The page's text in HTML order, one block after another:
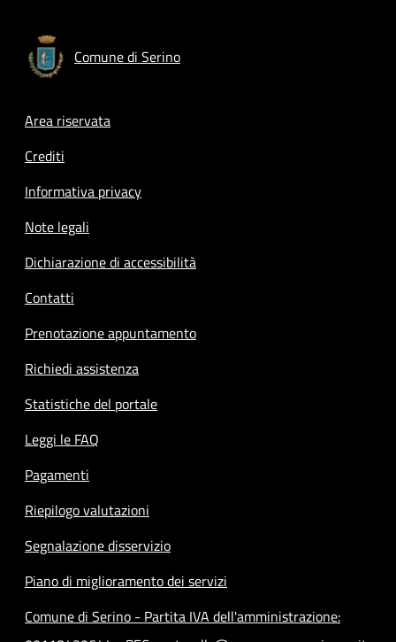
Comune di Serino
Footer menu
Area riservata
Crediti
Informativa privacy
Note legali
Dichiarazione di accessibilità
Contatti
Prenotazione appuntamento
Richiedi assistenza
Statistiche del portale
Leggi le FAQ
Pagamenti
Riepilogo valutazioni
Segnalazione disservizio
Piano di miglioramento dei servizi
Comune di Serino - Partita IVA dell'amministrazione: